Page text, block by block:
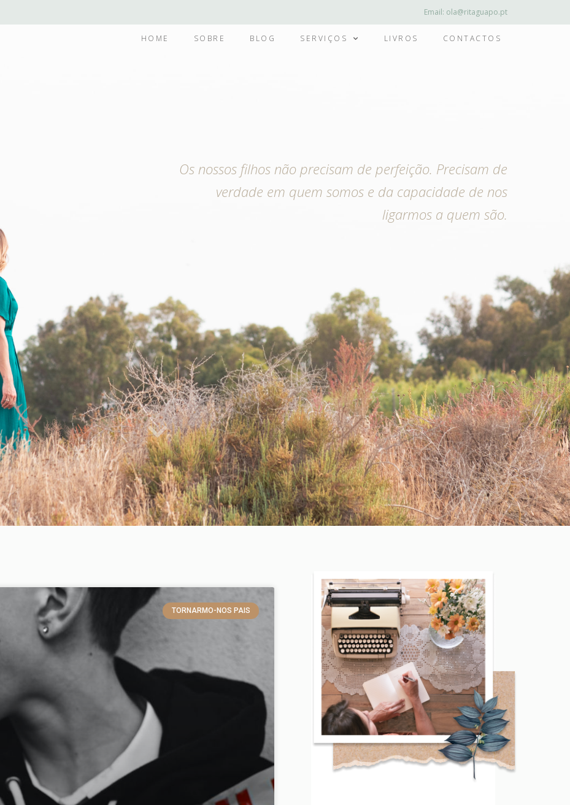
Email: ola@ritaguapo.pt
HOME SOBRE BLOG SERVIÇOS LIVROS CONTACTOS
Os nossos filhos não precisam de perfeição. Precisam de
verdade em quem somos e da capacidade de nos
ligarmos a quem são.
TORNARMO-NOS PAIS